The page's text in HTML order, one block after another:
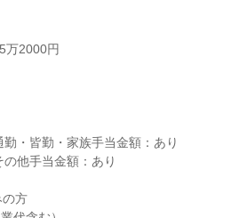
万2000円
・皆勤・家族手当金額：あり
他手当金額：あり
の方